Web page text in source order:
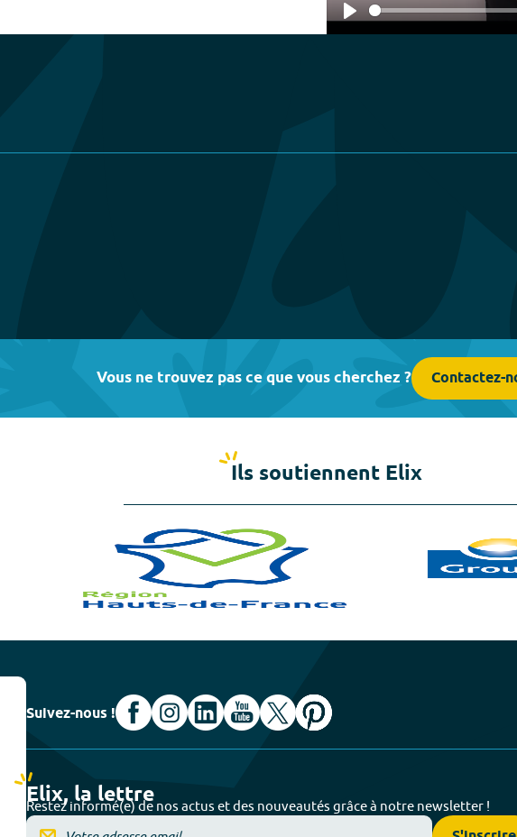
Play
Vous ne trouvez pas ce que vous cherchez ? Contactez-
Ils soutiennent Elix
Suivez-nous !
Elix, la lettre
Restez informé(e) de nos actus et des nouveautés grâce à notre newsletter !